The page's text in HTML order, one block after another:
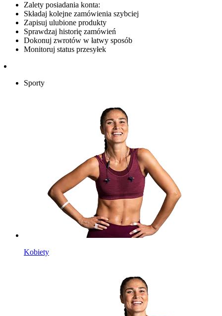
Zalety posiadania konta:
Składaj kolejne zamówienia szybciej
Zapisuj ulubione produkty
Sprawdzaj historię zamówień
Dokonuj zwrotów w łatwy sposób
Monitoruj status przesyłek
Sporty
Kobiety